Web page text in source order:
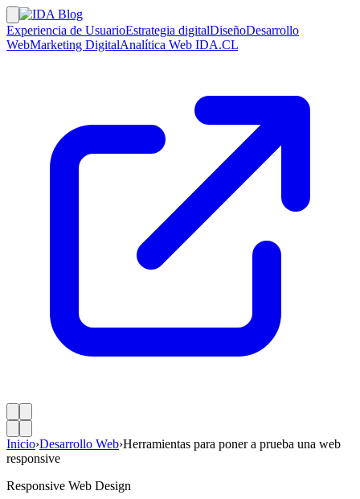
Experiencia de UsuarioEstrategia digitalDiseñoDesarrollo
WebMarketing DigitalAnalítica Web IDA.CL
Inicio›Desarrollo Web›Herramientas para poner a prueba una web
responsive
Responsive Web Design